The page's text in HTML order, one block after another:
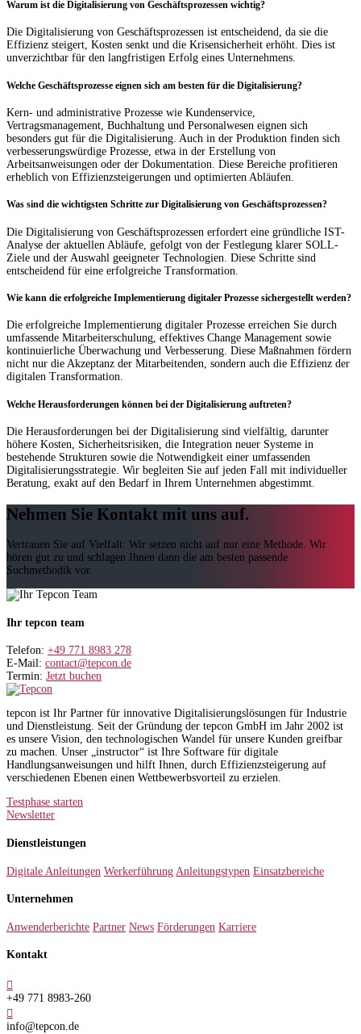
Warum ist die Digitalisierung von Geschäftsprozessen wichtig?
Die Digitalisierung von Geschäftsprozessen ist entscheidend, da sie die
Effizienz steigert, Kosten senkt und die Krisensicherheit erhöht. Dies ist
unverzichtbar für den langfristigen Erfolg eines Unternehmens.
Welche Geschäftsprozesse eignen sich am besten für die Digitalisierung?
Kern- und administrative Prozesse wie Kundenservice,
Vertragsmanagement, Buchhaltung und Personalwesen eignen sich
besonders gut für die Digitalisierung. Auch in der Produktion finden sich
verbesserungswürdige Prozesse, etwa in der Erstellung von
Arbeitsanweisungen oder der Dokumentation. Diese Bereiche profitieren
erheblich von Effizienzsteigerungen und optimierten Abläufen.
Was sind die wichtigsten Schritte zur Digitalisierung von Geschäftsprozessen?
Die Digitalisierung von Geschäftsprozessen erfordert eine gründliche IST-
Analyse der aktuellen Abläufe, gefolgt von der Festlegung klarer SOLL-
Ziele und der Auswahl geeigneter Technologien. Diese Schritte sind
entscheidend für eine erfolgreiche Transformation.
Wie kann die erfolgreiche Implementierung digitaler Prozesse sichergestellt werden?
Die erfolgreiche Implementierung digitaler Prozesse erreichen Sie durch
umfassende Mitarbeiterschulung, effektives Change Management sowie
kontinuierliche Überwachung und Verbesserung. Diese Maßnahmen fördern
nicht nur die Akzeptanz der Mitarbeitenden, sondern auch die Effizienz der
digitalen Transformation.
Welche Herausforderungen können bei der Digitalisierung auftreten?
Die Herausforderungen bei der Digitalisierung sind vielfältig, darunter
höhere Kosten, Sicherheitsrisiken, die Integration neuer Systeme in
bestehende Strukturen sowie die Notwendigkeit einer umfassenden
Digitalisierungsstrategie. Wir begleiten Sie auf jeden Fall mit individueller
Beratung, exakt auf den Bedarf in Ihrem Unternehmen abgestimmt.
Nehmen Sie Kontakt mit uns auf.
Vertrauen Sie auf Vielfalt: Wir setzen nicht auf nur eine Methode. Wir
hören gut zu und schlagen Ihnen dann die am besten passende
Suchmethodik vor.
Ihr tepcon team
Telefon: +49 771 8983 278
E-Mail: contact@tepcon.de
Termin: Jetzt buchen
tepcon ist Ihr Partner für innovative Digitalisierungslösungen für Industrie
und Dienstleistung. Seit der Gründung der tepcon GmbH im Jahr 2002 ist
es unsere Vision, den technologischen Wandel für unsere Kunden greifbar
zu machen. Unser „instructor“ ist Ihre Software für digitale
Handlungsanweisungen und hilft Ihnen, durch Effizienzsteigerung auf
verschiedenen Ebenen einen Wettbewerbsvorteil zu erzielen.
Testphase starten
Newsletter
Dienstleistungen
Digitale Anleitungen Werkerführung Anleitungstypen Einsatzbereiche
Unternehmen
Anwenderberichte Partner News Förderungen Karriere
Kontakt

+49 771 8983-260

info@tepcon.de